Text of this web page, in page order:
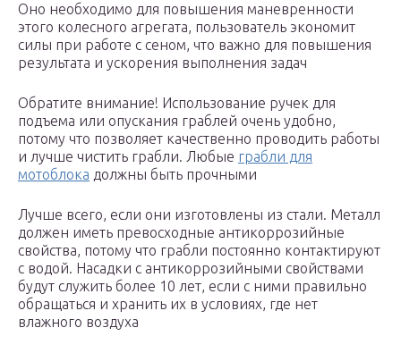
Оно необходимо для повышения маневренности
этого колесного агрегата, пользователь экономит
силы при работе с сеном, что важно для повышения
результата и ускорения выполнения задач
Обратите внимание! Использование ручек для
подъема или опускания граблей очень удобно,
потому что позволяет качественно проводить работы
и лучше чистить грабли. Любые грабли для
мотоблока должны быть прочными
Лучше всего, если они изготовлены из стали. Металл
должен иметь превосходные антикоррозийные
свойства, потому что грабли постоянно контактируют
с водой. Насадки с антикоррозийными свойствами
будут служить более 10 лет, если с ними правильно
обращаться и хранить их в условиях, где нет
влажного воздуха